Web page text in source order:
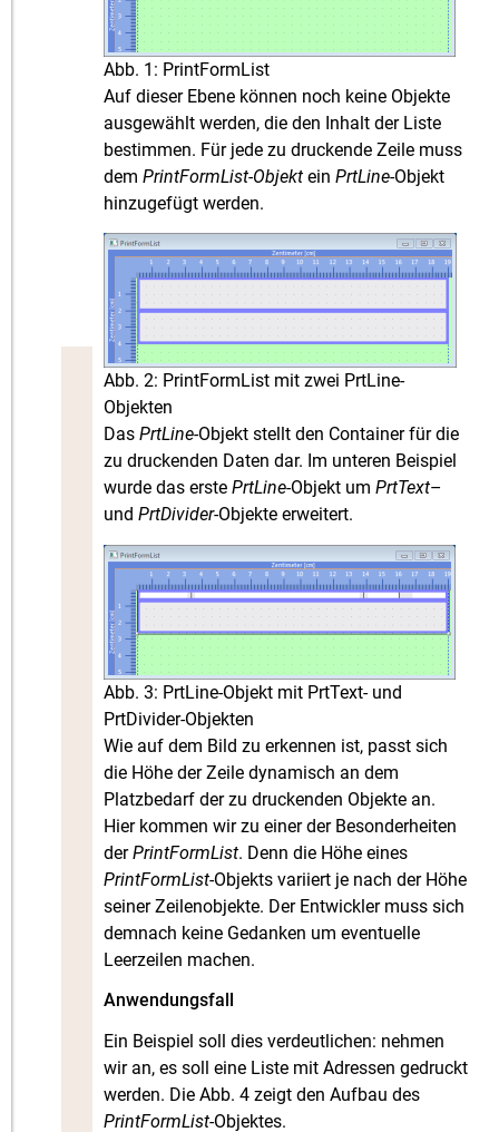
Abb. 1: PrintFormList
Auf dieser Ebene können noch keine Objekte
ausgewählt werden, die den Inhalt der Liste
bestimmen. Für jede zu druckende Zeile muss
demPrintFormList-Objekt einPrtLine-Objekt
hinzugefügt werden.
Abb. 2: PrintFormList mit zwei PrtLine-
Objekten
DasPrtLine-Objekt stellt den Container für die
zu druckenden Daten dar. Im unteren Beispiel
wurde das erstePrtLine-Objekt umPrtText–
undPrtDivider-Objekte erweitert.
Abb. 3: PrtLine-Objekt mit PrtText- und
PrtDivider-Objekten
Wie auf dem Bild zu erkennen ist, passt sich
die Höhe der Zeile dynamisch an dem
Platzbedarf der zu druckenden Objekte an.
Hier kommen wir zu einer der Besonderheiten
derPrintFormList. Denn die Höhe eines
PrintFormList-Objekts variiert je nach der Höhe
seiner Zeilenobjekte. Der Entwickler muss sich
demnach keine Gedanken um eventuelle
Leerzeilen machen.
Anwendungsfall
Ein Beispiel soll dies verdeutlichen: nehmen
wir an, es soll eine Liste mit Adressen gedruckt
werden. Die Abb. 4 zeigt den Aufbau des
PrintFormList-Objektes.